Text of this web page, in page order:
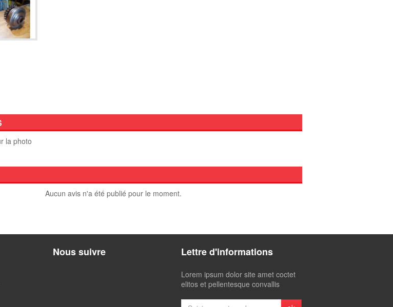
la photo
Aucun avis n'a été publié pour le moment.
Nous suivre Lettre d'informations
Lorem ipsum dolor site amet coctet
elitos et pellentesque convallis